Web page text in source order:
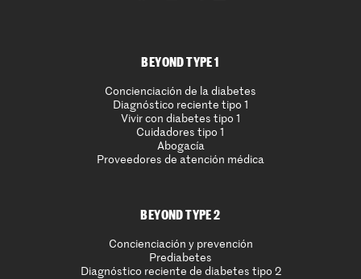
BEYOND TYPE 1
Concienciación de la diabetes
Diagnóstico reciente tipo 1
Vivir con diabetes tipo 1
Cuidadores tipo 1
Abogacía
Proveedores de atención médica
BEYOND TYPE 2
Concienciación y prevención
Prediabetes
Diagnóstico reciente de diabetes tipo 2